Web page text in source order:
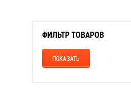
ФИЛЬТР ТОВАРОВ